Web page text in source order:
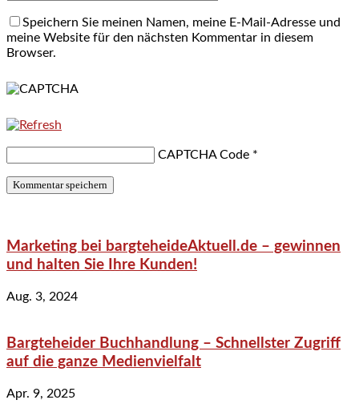
Speichern Sie meinen Namen, meine E-Mail-Adresse und
meine Website für den nächsten Kommentar in diesem
Browser.
CAPTCHA Code *
Marketing bei bargteheideAktuell.de – gewinnen
und halten Sie Ihre Kunden!
Aug. 3, 2024
Bargteheider Buchhandlung – Schnellster Zugriff
auf die ganze Medienvielfalt
Apr. 9, 2025